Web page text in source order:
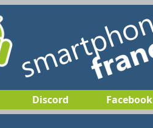
Discord Facebook